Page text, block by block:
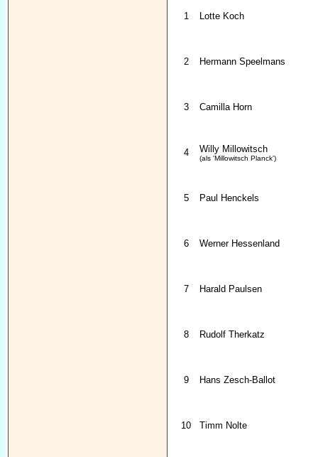
1 Lotte Koch
2 Hermann Speelmans
3 Camilla Horn
4 Willy Millowitsch
(als 'Millowitsch Planck')
5 Paul Henckels
6 Werner Hessenland
7 Harald Paulsen
8 Rudolf Therkatz
9 Hans Zesch-Ballot
10 Timm Nolte